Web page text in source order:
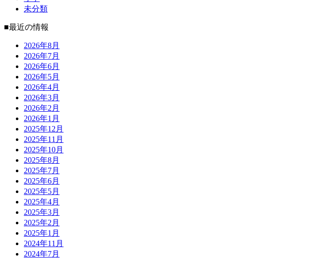
未分類
■最近の情報
2026年8月
2026年7月
2026年6月
2026年5月
2026年4月
2026年3月
2026年2月
2026年1月
2025年12月
2025年11月
2025年10月
2025年8月
2025年7月
2025年6月
2025年5月
2025年4月
2025年3月
2025年2月
2025年1月
2024年11月
2024年7月